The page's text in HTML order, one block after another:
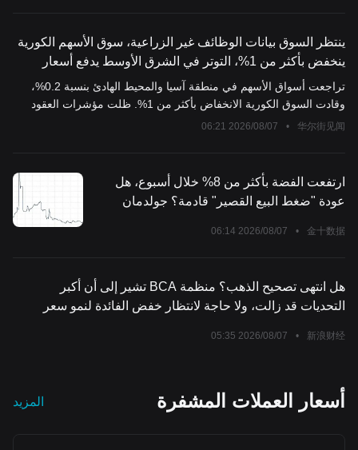
الاحتياطي الفيدرالي لمكافحة التضخم، قد تؤدي البيانات القوية إلى رفع
أسعار الفائدة، مما سيجعل السوق في وضعية "الأخبار الجيدة تعني أخبار
سيئة".
ينتظر السوق بيانات الوظائف غير الزراعية، سوق الأسهم الكورية
ينخفض بأكثر من 1%، التوتر في الشرق الأوسط يدفع أسعار
النفط للارتفاع، وسوق السندات تحت الضغط
تراجعت أسواق الأسهم في منطقة آسيا والمحيط الهادئ بنسبة 0.2%،
وقادت السوق الكورية الانخفاض بأكثر من 1%. ظلت مؤشرات العقود
الآجلة للأسهم الأمريكية مستقرة تقريبًا، ومن المتوقع أن تنخفض الأسهم
استقر عائد سندات الخزانة الأمريكية لأجل 10 سنوات عند 4.68%، بعد أن
ارتفع بمقدار 7 نقاط أساس خلال جلسة تداول الأسهم الأمريكية.
华尔街见闻
•
2026/08/07 06:21
ارتفعت الفضة بأكثر من 8% خلال أسبوع، هل
عودة "ضغط البيع القصير" قادمة؟ جولدمان
قد بدأ للتو
金十数据
•
2026/08/07 06:14
هل انتهى تصحيح الذهب؟ منظمة BCA تشير إلى أن أكبر
التحديات قد زالت، ولا حاجة لانتظار خفض الفائدة لنمو سعر
新浪财经
•
2026/08/07 05:35
أسعار العملات المشفرة المزيد